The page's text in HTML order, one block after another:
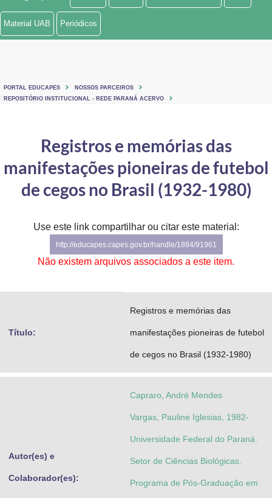
Ministério de Minas e Energia
Ministério do Turismo
Controladoria-Geral da União
Ministério da Mulher, da Família e dos Direitos Humanos
Secretaria de Governo
Gabinete de Segurança Institucional
Planalto
Material UAB Periódicos
PORTAL EDUCAPES
NOSSOS PARCEIROS
REPOSITÓRIO INSTITUCIONAL - REDE PARANÁ ACERVO
Registros e memórias das
manifestações pioneiras de futebol
de cegos no Brasil (1932-1980)
Use este link compartilhar ou citar este material:
http://educapes.capes.gov.br/handle/1884/91961
Não existem arquivos associados a este item.
Título:
Registros e memórias das
manifestações pioneiras de futebol
de cegos no Brasil (1932-1980)
Autor(es) e
Colaborador(es):
Capraro, André Mendes
Vargas, Pauline Iglesias, 1982-
Universidade Federal do Paraná.
Setor de Ciências Biológicas.
Programa de Pós-Graduação em